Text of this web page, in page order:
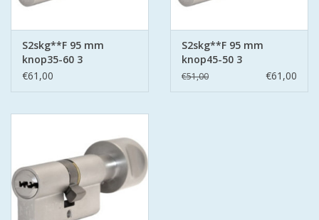
S2skg**F 95 mm
knop35-60 3
keersleutels
€61,00
S2skg**F 95 mm
knop45-50 3
keersleutels
€51,00 €61,00